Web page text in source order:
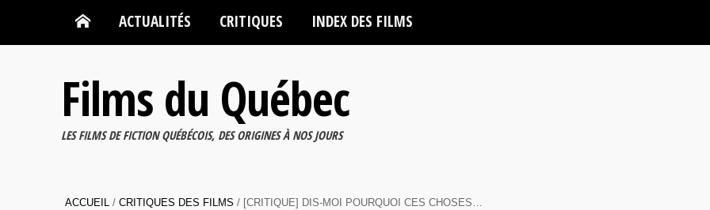
ACTUALITÉS CRITIQUES INDEX DES FILMS
Films du Québec
LES FILMS DE FICTION QUÉBÉCOIS, DES ORIGINES À NOS JOURS
ACCUEIL / CRITIQUES DES FILMS / [CRITIQUE] DIS-MOI POURQUOI CES CHOSES…